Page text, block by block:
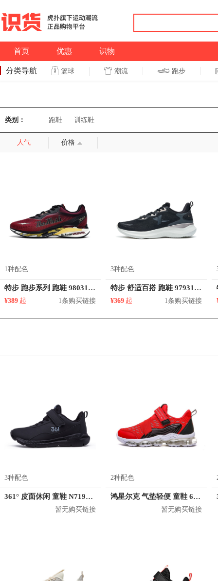
首页 优惠 识物
分类导航 篮球 潮流 跑步
类别： 跑鞋 训练鞋
人气 价格
1种配色
特步 跑步系列 跑鞋 980319110916
¥389 起 1条购买链接
3种配色
特步 舒适百搭 跑鞋 979318110216
¥369 起 1条购买链接
3种配色
361° 皮面休闲 童鞋 N71943571
暂无购买链接
2种配色
鸿星尔克 气垫轻便 童鞋 63120103039
暂无购买链接